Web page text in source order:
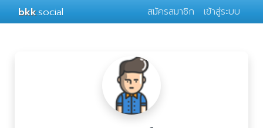
bkk.social สมัครสมาชิก เข้าสู่ระบบ